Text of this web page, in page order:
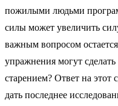
пожилыми людьми
силы может увеличить
важным вопросом
упражнения могут
старением? Ответ на этот
дать последнее